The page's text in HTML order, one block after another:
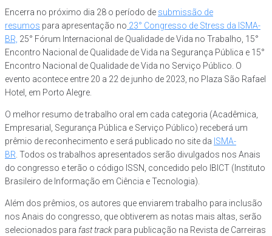
Encerra no próximo dia 28 o período de submissão de
resumos para apresentação no 23° Congresso de Stress da ISMA-
BR, 25° Fórum Internacional de Qualidade de Vida no Trabalho, 15°
Encontro Nacional de Qualidade de Vida na Segurança Pública e 15°
Encontro Nacional de Qualidade de Vida no Serviço Público. O
evento acontece entre 20 a 22 de junho de 2023, no Plaza São Rafael
Hotel, em Porto Alegre.
O melhor resumo de trabalho oral em cada categoria (Acadêmica,
Empresarial, Segurança Pública e Serviço Público) receberá um
prêmio de reconhecimento e será publicado no site da ISMA-
BR. Todos os trabalhos apresentados serão divulgados nos Anais
do congresso e terão o código ISSN, concedido pelo IBICT (Instituto
Brasileiro de Informação em Ciência e Tecnologia).
Além dos prêmios, os autores que enviarem trabalho para inclusão
nos Anais do congresso, que obtiverem as notas mais altas, serão
selecionados para fast track para publicação na Revista de Carreiras